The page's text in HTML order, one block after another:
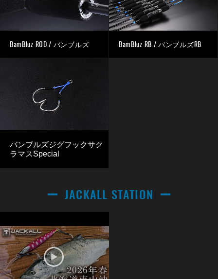
BamBluz ROD / バンブルズ BamBluz RB / バンブルズRB
バンブルズジグフックサク
ラマスSpecial
JACKALL STATION